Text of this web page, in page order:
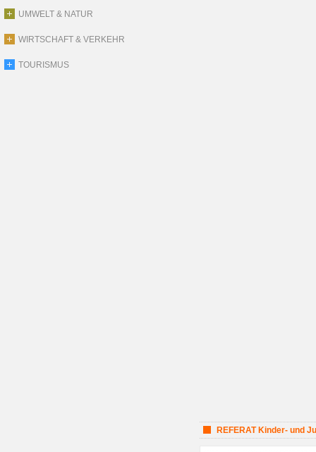
UMWELT & NATUR
WIRTSCHAFT & VERKEHR
TOURISMUS
REFERAT Kinder- und